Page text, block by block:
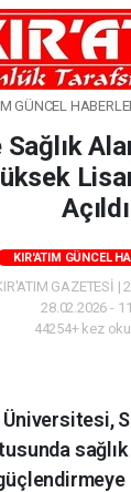
GÜNCEL
Sağlık
Açıldı
KIR'ATIM GÜNCEL
GAZETESİ
28.02.2026 -
44254+ kez